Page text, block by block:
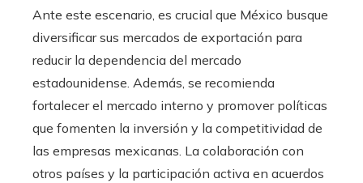
Ante este escenario, es crucial que México busque
diversificar sus mercados de exportación para
reducir la dependencia del mercado
estadounidense. Además, se recomienda
fortalecer el mercado interno y promover políticas
que fomenten la inversión y la competitividad de
las empresas mexicanas. La colaboración con
otros países y la participación activa en acuerdos